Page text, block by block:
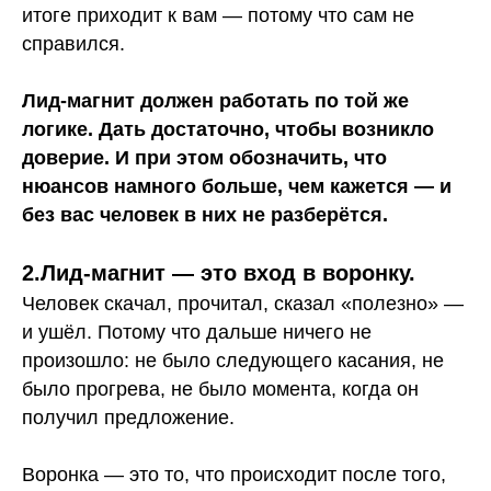
итоге приходит к вам — потому что сам не
справился.
Лид-магнит должен работать по той же
логике. Дать достаточно, чтобы возникло
доверие. И при этом обозначить, что
нюансов намного больше, чем кажется — и
без вас человек в них не разберётся.
2.Лид-магнит — это вход в воронку.
Человек скачал, прочитал, сказал «полезно» —
и ушёл. Потому что дальше ничего не
произошло: не было следующего касания, не
было прогрева, не было момента, когда он
получил предложение.
Воронка — это то, что происходит после того,